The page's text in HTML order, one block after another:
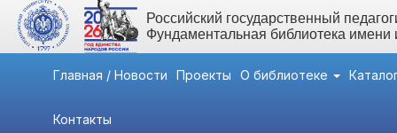
Российский государственный
Фундаментальная библиотека
Главная / Новости Проекты О библиотеке
Контакты
Быстрый доступ